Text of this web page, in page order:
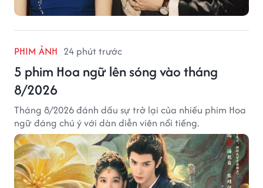
PHIM ẢNH 24 phút trước
5 phim Hoa ngữ lên sóng vào tháng
8/2026
Tháng 8/2026 đánh dấu sự trở lại của nhiều phim Hoa
ngữ đáng chú ý với dàn diễn viên nổi tiếng.